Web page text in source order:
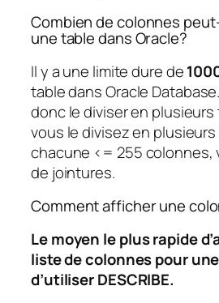
Combien de colonnes
une table dans Oracle?
Il y a une limite dure de
table dans Oracle
donc le diviser en plusieurs
vous le divisez en
chacune <= 255 colonnes,
de jointures.
Comment afficher une
Le moyen le plus rapide
liste de colonnes pour
d’utiliser DESCRIBE.